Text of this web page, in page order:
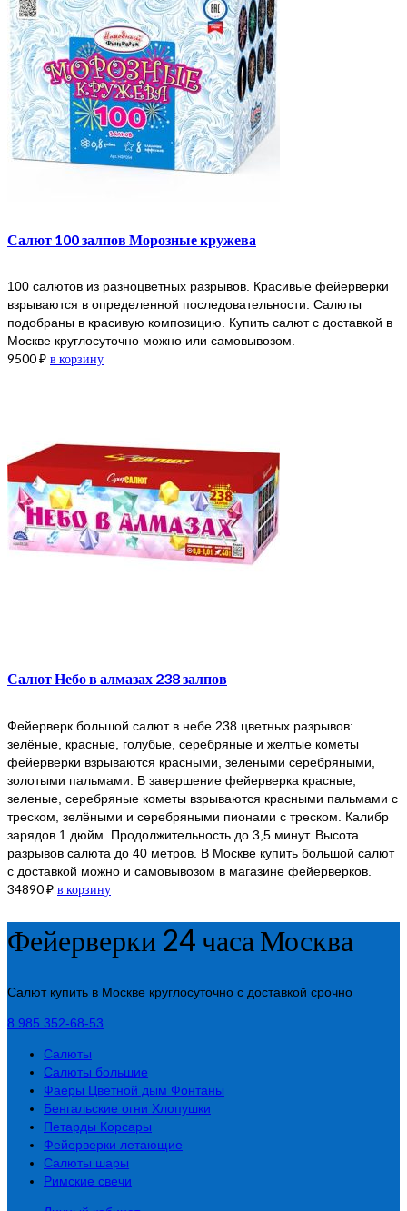
Салют 100 залпов Морозные кружева
100 салютов из разноцветных разрывов. Красивые фейерверки
взрываются в определенной последовательности. Салюты
подобраны в красивую композицию. Купить салют с доставкой в
Москве круглосуточно можно или самовывозом.
9500₽ в корзину
Салют Небо в алмазах 238 залпов
Фейерверк большой салют в небе 238 цветных разрывов:
зелёные, красные, голубые, серебряные и желтые кометы
фейерверки взрываются красными, зелеными серебряными,
золотыми пальмами. В завершение фейерверка красные,
зеленые, серебряные кометы взрываются красными пальмами с
треском, зелёными и серебряными пионами с треском. Калибр
зарядов 1 дюйм. Продолжительность до 3,5 минут. Высота
разрывов салюта до 40 метров. В Москве купить большой салют
с доставкой можно и самовывозом в магазине фейерверков.
34890₽ в корзину
Фейерверки 24 часа Москва
Салют купить в Москве круглосуточно с доставкой срочно
8 985 352-68-53
Салюты
Салюты большие
Фаеры Цветной дым Фонтаны
Бенгальские огни Хлопушки
Петарды Корсары
Фейерверки летающие
Салюты шары
Римские свечи